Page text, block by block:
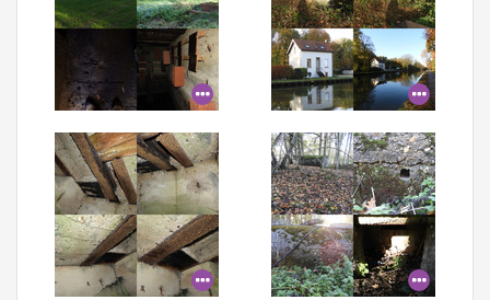
Over ons
Aanmelden